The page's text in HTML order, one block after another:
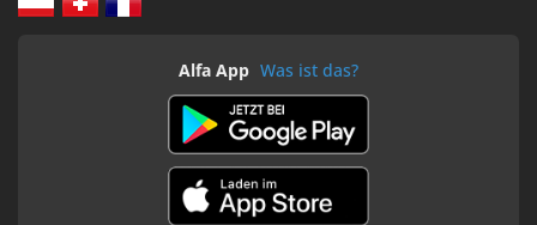
Alfa App Was ist das?